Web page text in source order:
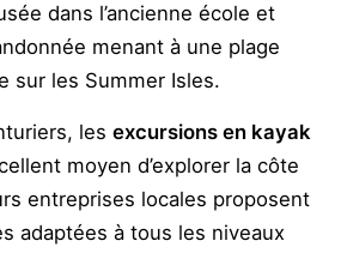
dans l’ancienne école et
menant à une plage
sur les Summer Isles.
lesexcursions en kayak
moyen d’explorer la côte
entreprises locales proposent
adaptées à tous les niveaux